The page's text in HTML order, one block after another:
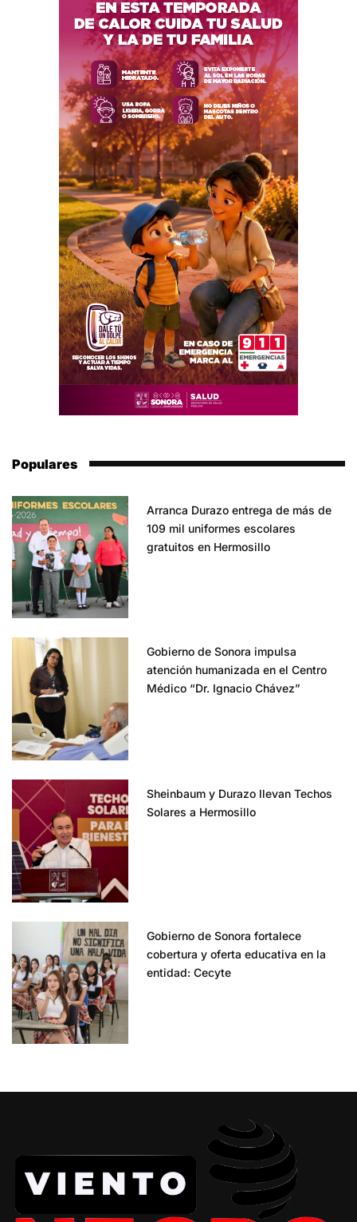
Populares
Arranca Durazo entrega de más de
109 mil uniformes escolares
gratuitos en Hermosillo
Gobierno de Sonora impulsa
atención humanizada en el Centro
Médico “Dr. Ignacio Chávez”
Sheinbaum y Durazo llevan Techos
Solares a Hermosillo
Gobierno de Sonora fortalece
cobertura y oferta educativa en la
entidad: Cecyte